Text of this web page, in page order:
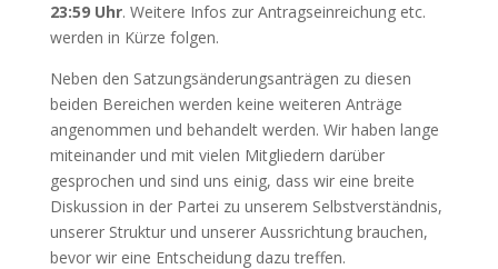
23:59 Uhr. Weitere Infos zur Antragseinreichung etc.
werden in Kürze folgen.
Neben den Satzungsänderungsanträgen zu diesen
beiden Bereichen werden keine weiteren Anträge
angenommen und behandelt werden. Wir haben lange
miteinander und mit vielen Mitgliedern darüber
gesprochen und sind uns einig, dass wir eine breite
Diskussion in der Partei zu unserem Selbstverständnis,
unserer Struktur und unserer Aussrichtung brauchen,
bevor wir eine Entscheidung dazu treffen.